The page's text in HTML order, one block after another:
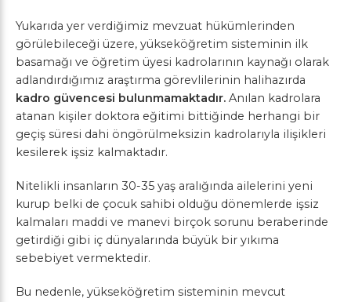
Yukarıda yer verdiğimiz mevzuat hükümlerinden
görülebileceği üzere, yükseköğretim sisteminin ilk
basamağı ve öğretim üyesi kadrolarının kaynağı olarak
adlandırdığımız araştırma görevlilerinin halihazırda
kadro güvencesi bulunmamaktadır. Anılan kadrolara
atanan kişiler doktora eğitimi bittiğinde herhangi bir
geçiş süresi dahi öngörülmeksizin kadrolarıyla ilişikleri
kesilerek işsiz kalmaktadır.
Nitelikli insanların 30-35 yaş aralığında ailelerini yeni
kurup belki de çocuk sahibi olduğu dönemlerde işsiz
kalmaları maddi ve manevi birçok sorunu beraberinde
getirdiği gibi iç dünyalarında büyük bir yıkıma
sebebiyet vermektedir.
Bu nedenle, yükseköğretim sisteminin mevcut